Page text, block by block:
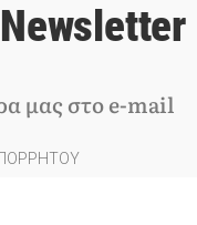
μας στο e-mail